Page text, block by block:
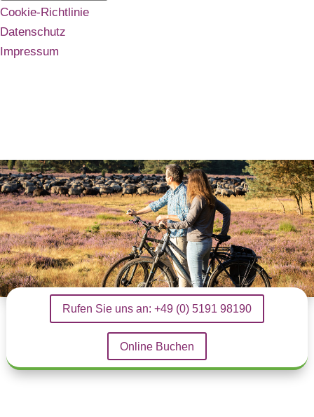
Cookie-Richtlinie
Datenschutz
Impressum
Rufen Sie uns an: +49 (0) 5191 98190
Online Buchen